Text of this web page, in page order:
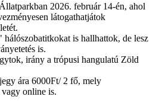
2026. február 14-én, ahol
látogathatjátok
hálószobatitkokat is hallhattok, de lesz
is.
irány a trópusi hangulatú Zöld
ára 6000Ft/ 2 fő, mely
vagy online is.